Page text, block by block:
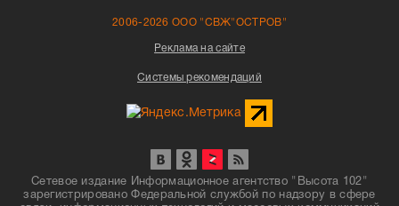
2006-2026 ООО "СВЖ"ОСТРОВ"
Реклама на сайте
Системы рекомендаций
Сетевое издание Информационное агентство "Высота 102"
зарегистрировано Федеральной службой по надзору в сфере